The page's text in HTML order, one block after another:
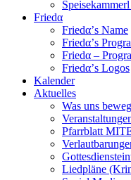
Friedα
Friedα’s Name
Friedα’s
Friedα –
Friedα’s Logos
Kalender
Aktuelles
Was uns
Pfarrblatt
Liedpläne